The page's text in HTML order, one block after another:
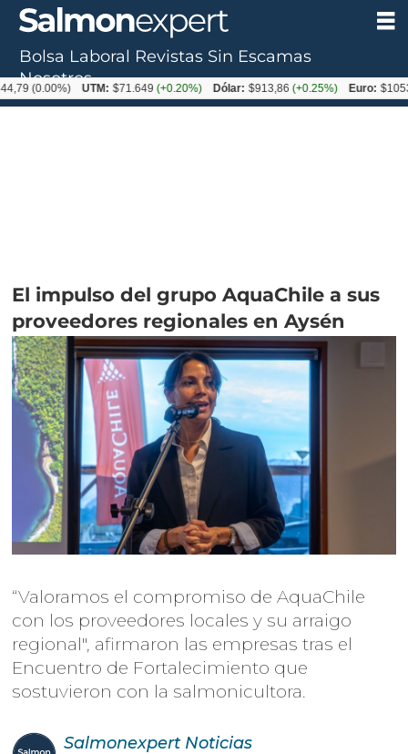
El impulso del grupo AquaChile a sus
proveedores regionales en Aysén
“Valoramos el compromiso de AquaChile
con los proveedores locales y su arraigo
regional", afirmaron las empresas tras el
Encuentro de Fortalecimiento que
sostuvieron con la salmonicultora.
Salmonexpert Noticias
Bolsa Laboral Revistas Sin Escamas
Nosotros
UTM: $71.649 (+0.20%) Dólar: $913,86 (+0.25%) Euro: $1053,08(-